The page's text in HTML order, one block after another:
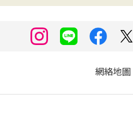
網絡地圖